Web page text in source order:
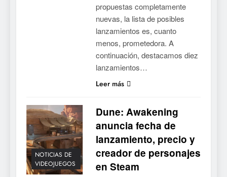
propuestas completamente
nuevas, la lista de posibles
lanzamientos es, cuanto
menos, prometedora. A
continuación, destacamos diez
lanzamientos…
Leer más
NOTICIAS DE
VIDEOJUEGOS
Dune: Awakening
anuncia fecha de
lanzamiento, precio y
creador de personajes
en Steam